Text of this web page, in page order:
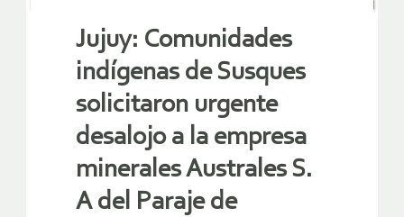
Jujuy: Comunidades
indígenas de Susques
solicitaron urgente
desalojo a la empresa
minerales Australes S.
A del Paraje de